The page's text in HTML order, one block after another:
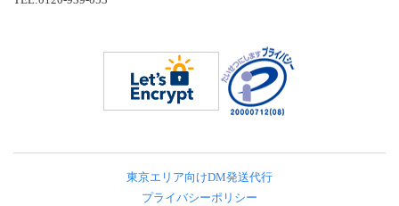
東京エリア向けDM発送代行
プライバシーポリシー